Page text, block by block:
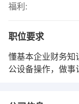
福利:
职位要求
懂基本企业财务知
公设备操作，做事